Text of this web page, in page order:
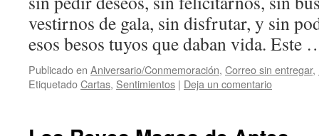
vestirnos de gala, sin disfrutar, y sin
esos besos tuyos que daban vida.
Publicado en Aniversario/Conmemoración, Correo sin entregar,
EtiquetadoCartas, Sentimientos | Deja un comentario